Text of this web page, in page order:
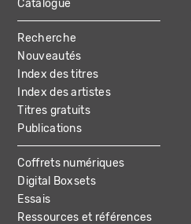
MAIN
NAVIGATION
Catalogue
Recherche
Nouveautés
Index des titres
Index des artistes
Titres gratuits
Publications
Coffrets numériques
Digital Boxsets
Essais
Ressources et références